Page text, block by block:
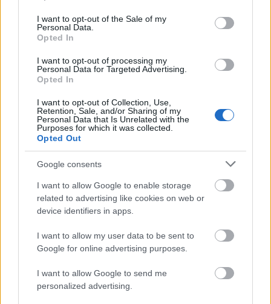
use your data for below specified purposes in below Google
consent section.
I want to opt-out of the Sale of my
Personal Data.
Opted In
I want to opt-out of processing my
Personal Data for Targeted Advertising.
Opted In
I want to opt-out of Collection, Use,
Retention, Sale, and/or Sharing of my
Personal Data that Is Unrelated with the
Purposes for which it was collected.
Opted Out
Google consents
I want to allow Google to enable storage
related to advertising like cookies on web or
device identifiers in apps.
I want to allow my user data to be sent to
Google for online advertising purposes.
I want to allow Google to send me
personalized advertising.
Μάθε πρώτος όλες τις σημαντικές
ειδήσεις.
Βάλε το proson.gr στα αποτελέσματα
αναζήτησης της Google
Δημοφιλείς Ειδήσεις
ΑΣΕΠ: Αυτές είναι οι δύο επόμενες
προκηρύξεις «μαμούθ» (με μόρια)
ΑΣΕΠ: Νέος γραπτός διαγωνισμός -
Μόνιμοι στο υπουργείο Εξωτερικών